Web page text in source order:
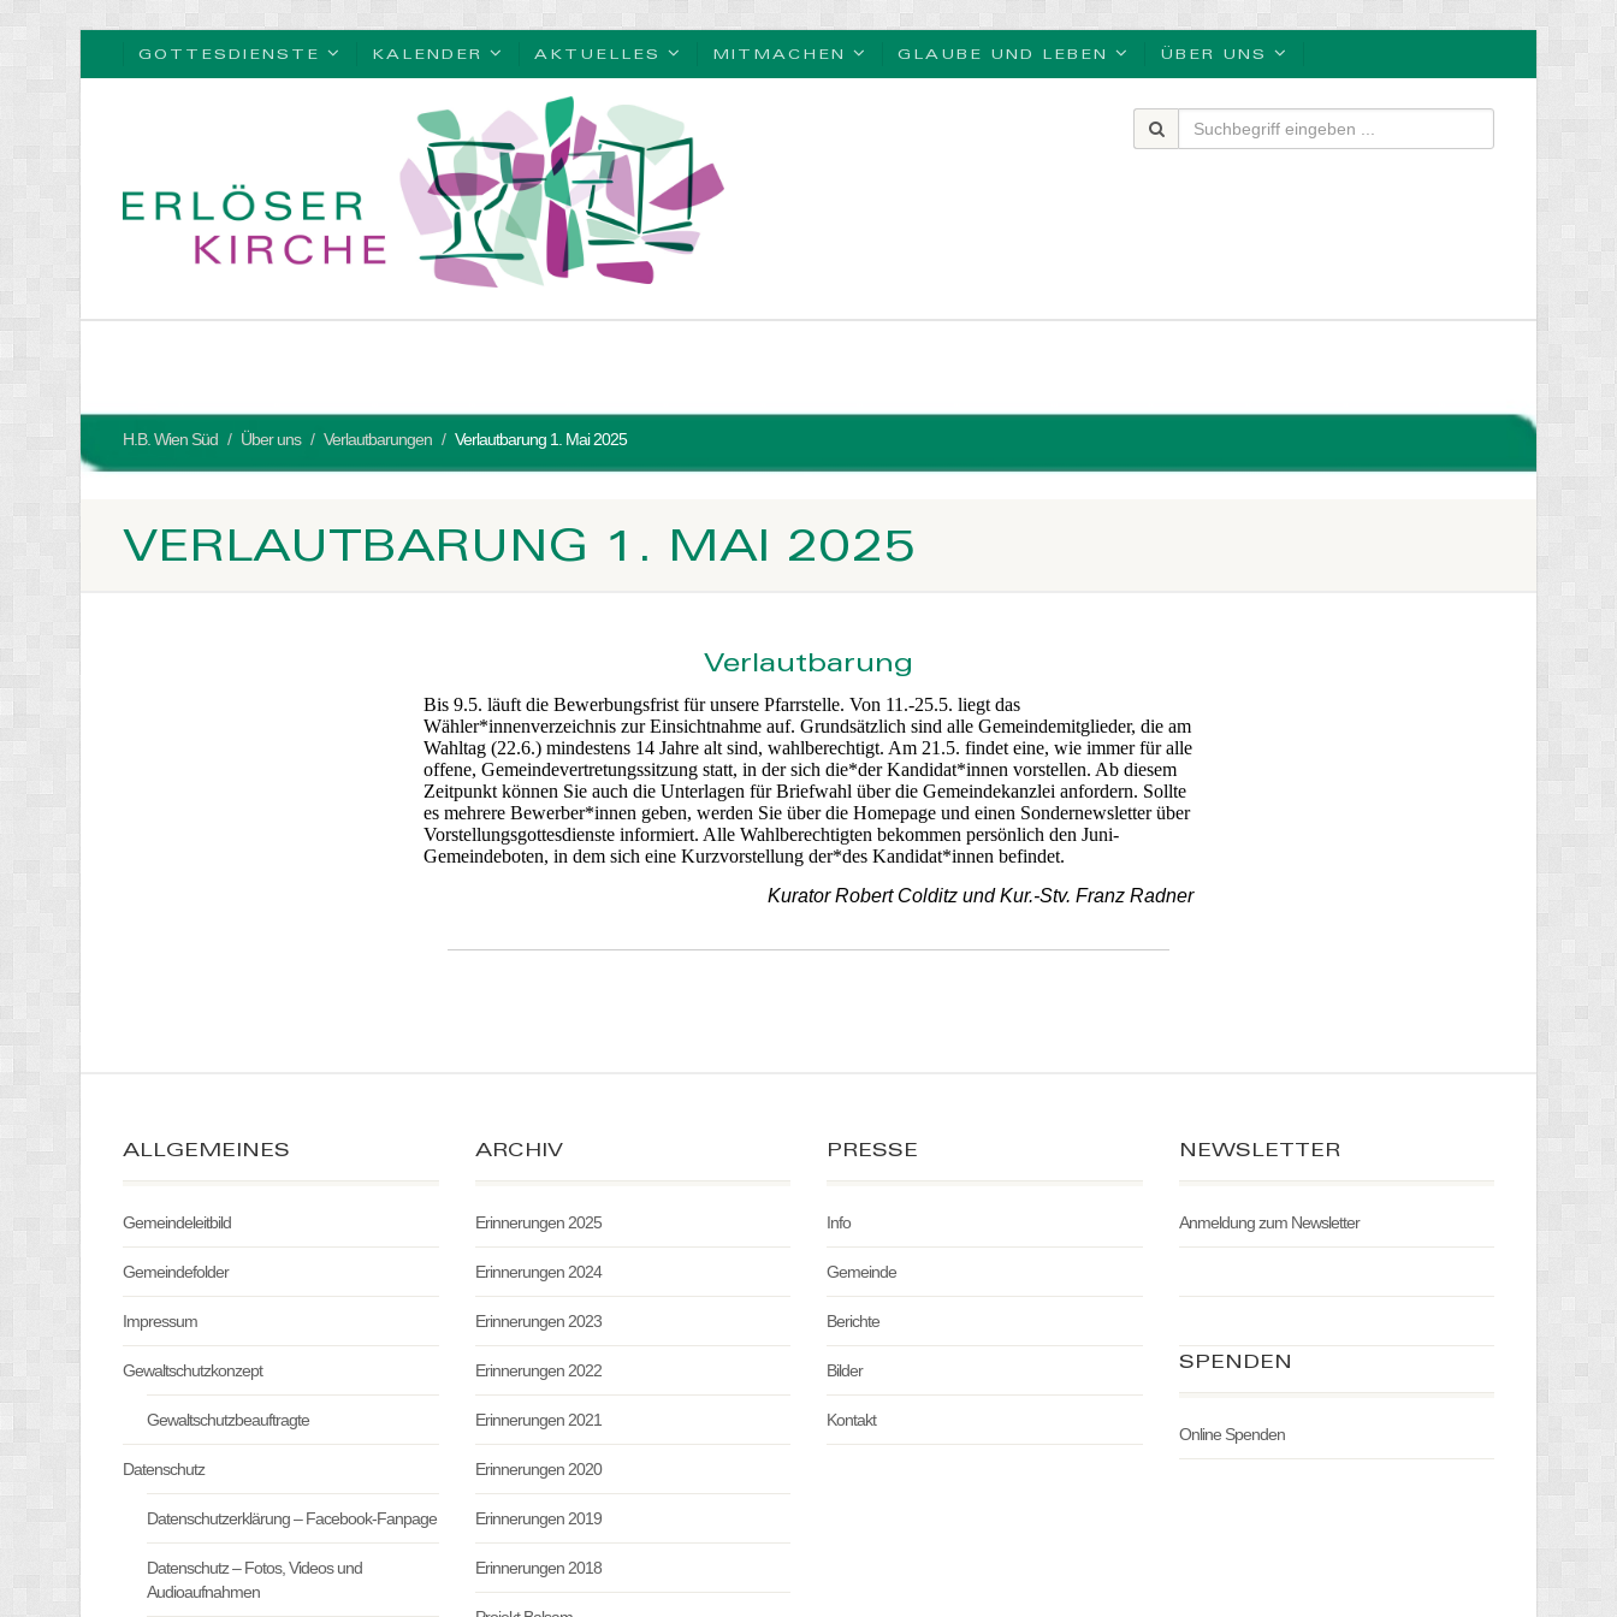
GOTTESDIENSTE KALENDER AKTUELLES MITMACHEN GLAUBE UND LEBEN ÜBER UNS
H.B. Wien Süd Über uns Verlautbarungen Verlautbarung 1. Mai 2025
VERLAUTBARUNG 1. MAI 2025
Verlautbarung
Bis 9.5. läuft die Bewerbungsfrist für unsere Pfarrstelle. Von 11.-25.5. liegt das
Wähler*innenverzeichnis zur Einsichtnahme auf. Grundsätzlich sind alle Gemeindemitglieder, die am
Wahltag (22.6.) mindestens 14 Jahre alt sind, wahlberechtigt. Am 21.5. findet eine, wie immer für alle
offene, Gemeindevertretungssitzung statt, in der sich die*der Kandidat*innen vorstellen. Ab diesem
Zeitpunkt können Sie auch die Unterlagen für Briefwahl über die Gemeindekanzlei anfordern. Sollte
es mehrere Bewerber*innen geben, werden Sie über die Homepage und einen Sondernewsletter über
Vorstellungsgottesdienste informiert. Alle Wahlberechtigten bekommen persönlich den Juni-
Gemeindeboten, in dem sich eine Kurzvorstellung der*des Kandidat*innen befindet.
Kurator Robert Colditz und Kur.-Stv. Franz Radner
ALLGEMEINES
Gemeindeleitbild
Gemeindefolder
Impressum
Gewaltschutzkonzept
Gewaltschutzbeauftragte
Datenschutz
Datenschutzerklärung – Facebook-Fanpage
Datenschutz – Fotos, Videos und
Audioaufnahmen
ARCHIV
Erinnerungen 2025
Erinnerungen 2024
Erinnerungen 2023
Erinnerungen 2022
Erinnerungen 2021
Erinnerungen 2020
Erinnerungen 2019
Erinnerungen 2018
PRESSE
Info
Gemeinde
Berichte
Bilder
Kontakt
NEWSLETTER
Anmeldung zum Newsletter
SPENDEN
Online Spenden